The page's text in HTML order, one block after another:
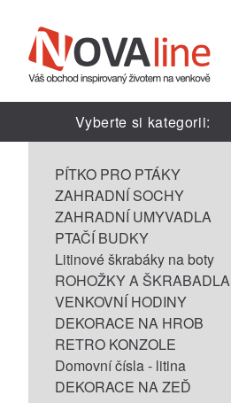
Vyberte si kategorii:
PÍTKO PRO PTÁKY
ZAHRADNÍ SOCHY
ZAHRADNÍ UMYVADLA
PTAČÍ BUDKY
Litinové škrabáky na boty
ROHOŽKY A ŠKRABADLA
VENKOVNÍ HODINY
DEKORACE NA HROB
RETRO KONZOLE
Domovní čísla - litina
DEKORACE NA ZEĎ